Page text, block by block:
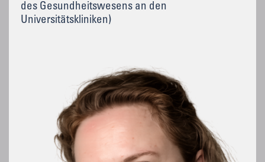
des Gesundheitswesens an den
Universitätskliniken)